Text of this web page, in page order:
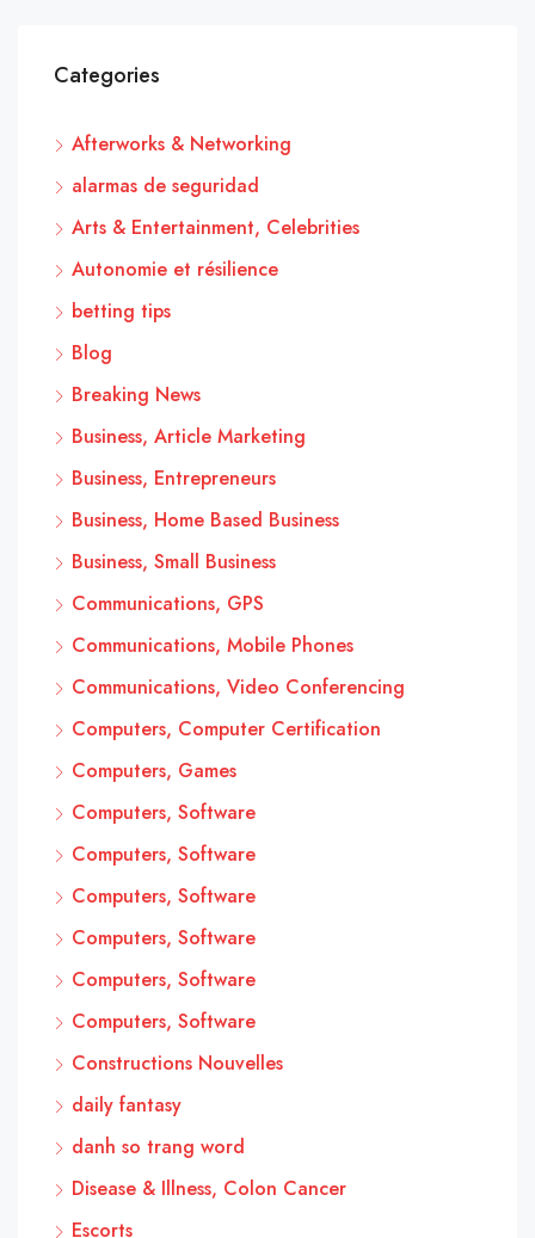
Categories
Afterworks & Networking
alarmas de seguridad
Arts & Entertainment, Celebrities
Autonomie et résilience
betting tips
Blog
Breaking News
Business, Article Marketing
Business, Entrepreneurs
Business, Home Based Business
Business, Small Business
Communications, GPS
Communications, Mobile Phones
Communications, Video Conferencing
Computers, Computer Certification
Computers, Games
Computers, Software
Computers, Software
Computers, Software
Computers, Software
Computers, Software
Computers, Software
Constructions Nouvelles
daily fantasy
danh so trang word
Disease & Illness, Colon Cancer
Escorts